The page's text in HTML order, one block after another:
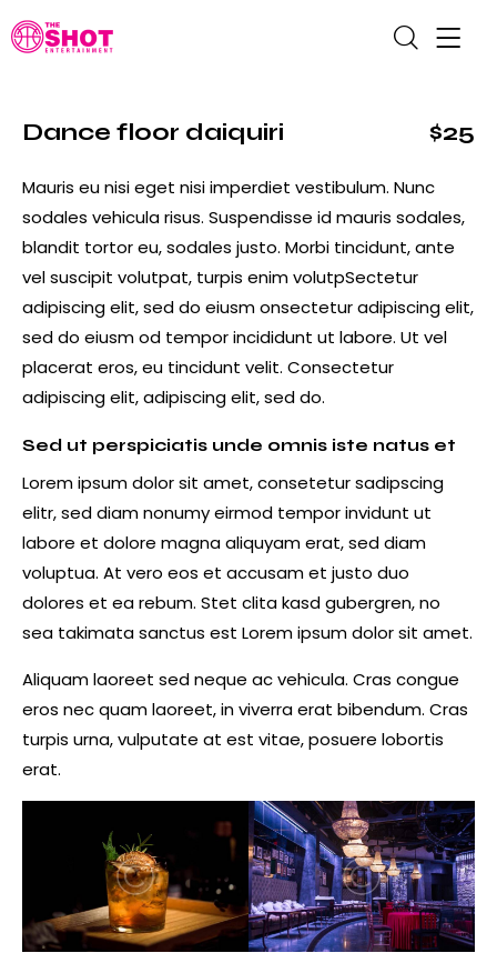
Dance floor daiquiri $25
Mauris eu nisi eget nisi imperdiet vestibulum. Nunc
sodales vehicula risus. Suspendisse id mauris sodales,
blandit tortor eu, sodales justo. Morbi tincidunt, ante
vel suscipit volutpat, turpis enim volutpSectetur
adipiscing elit, sed do eiusm onsectetur adipiscing elit,
sed do eiusm od tempor incididunt ut labore. Ut vel
placerat eros, eu tincidunt velit. Consectetur
adipiscing elit, adipiscing elit, sed do.
Sed ut perspiciatis unde omnis iste natus et
Lorem ipsum dolor sit amet, consetetur sadipscing
elitr, sed diam nonumy eirmod tempor invidunt ut
labore et dolore magna aliquyam erat, sed diam
voluptua. At vero eos et accusam et justo duo
dolores et ea rebum. Stet clita kasd gubergren, no
sea takimata sanctus est Lorem ipsum dolor sit amet.
Aliquam laoreet sed neque ac vehicula. Cras congue
eros nec quam laoreet, in viverra erat bibendum. Cras
turpis urna, vulputate at est vitae, posuere lobortis
erat.